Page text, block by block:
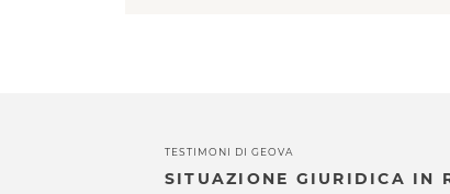
TESTIMONI DI GEOVA
SITUAZIONE GIURIDICA IN